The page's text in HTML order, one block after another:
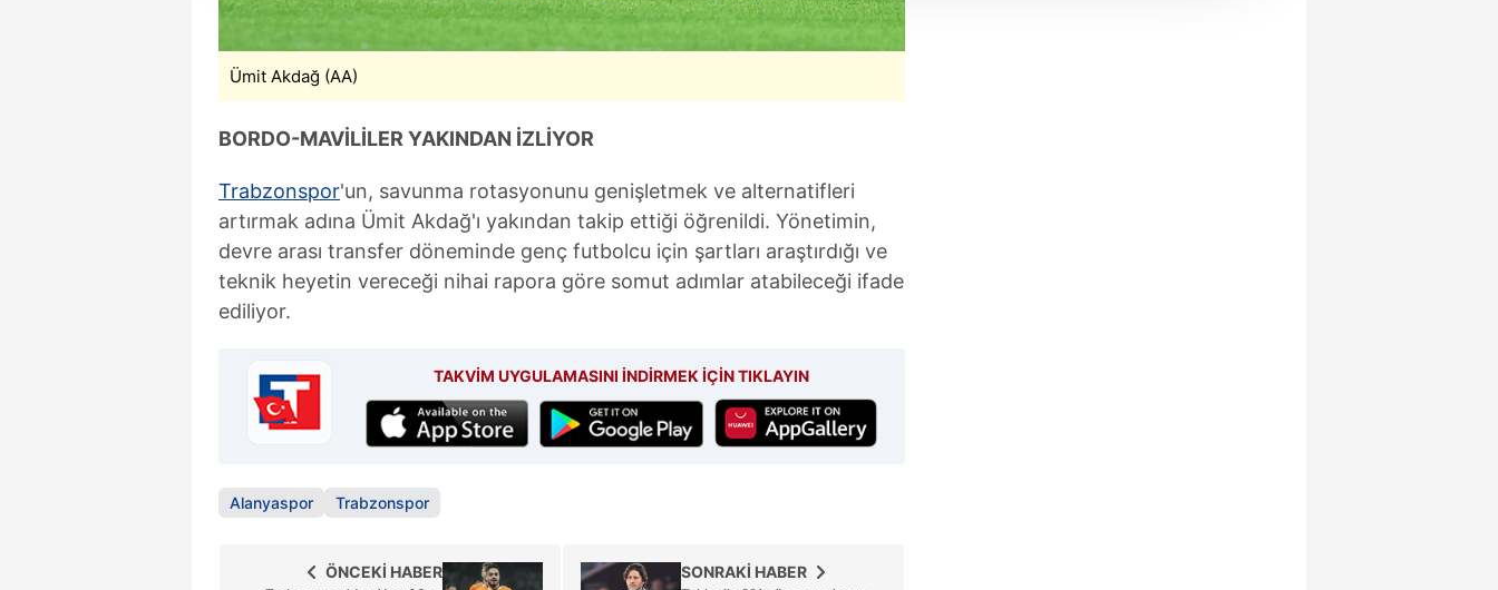
amacıyla kullanılmaktadır. Diğer çerezler, sitemizin daha işlevsel kılınması ve kişiselleştirilmesi ve sizlere yönelik
reklam/pazarlama faaliyetlerinin yapılması, amaçlarıyla sınırlı olarak açık rızanız dahilinde kullanılacaktır.
Çerezlere ilişkin tercihlerinizi aşağıda yer alan panel vasıtasıyla belirleyebilirsiniz. Çerezlere ilişkin detaylı bilgi için Ayarlar
mevzuata uygun olarak kullanılan çerezlerle ilgili bilgi almak için lütfentıklayınız
Ümit Akdağ (AA)
BORDO-MAVİLİLER YAKINDAN İZLİYOR
Trabzonspor'un, savunma rotasyonunu genişletmek ve alternatifleri
artırmak adına Ümit Akdağ'ı yakından takip ettiği öğrenildi. Yönetimin,
devre arası transfer döneminde genç futbolcu için şartları araştırdığı ve
teknik heyetin vereceği nihai rapora göre somut adımlar atabileceği ifade
ediliyor.
TAKVİM UYGULAMASINI İNDİRMEK İÇİN TIKLAYIN
Alanyaspor Trabzonspor
SONRAKİ HABER
ÖNCEKİ HABER